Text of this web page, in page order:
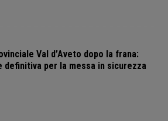
Val d’Aveto dopo la frana:
definitiva per la messa in sicurezza